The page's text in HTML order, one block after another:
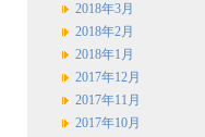
2018年3月
2018年2月
2018年1月
2017年12月
2017年11月
2017年10月